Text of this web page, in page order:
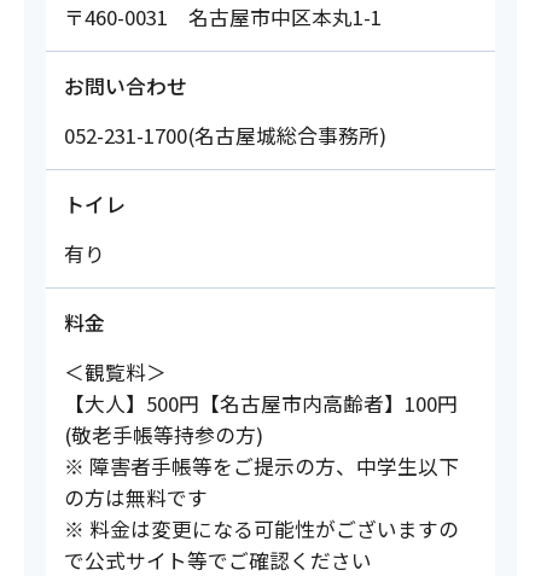
〒460-0031 名古屋市中区本丸1-1
お問い合わせ
052-231-1700(名古屋城総合事務所)
トイレ
有り
料金
＜観覧料＞
【大人】500円【名古屋市内高齢者】100円
(敬老手帳等持参の方)
※ 障害者手帳等をご提示の方、中学生以下
の方は無料です
※ 料金は変更になる可能性がございますの
で公式サイト等でご確認ください